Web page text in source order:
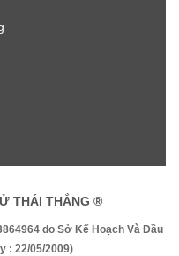
THÁI THẮNG ®
do Sở Kế Hoạch Và Đầu
: 22/05/2009)